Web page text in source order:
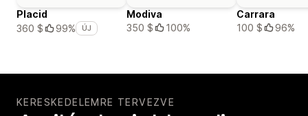
Placid
360 $
99% ÚJ
Modiva
350 $
100%
Carrara
100 $
96%
KERESKEDELEMRE TERVEZVE